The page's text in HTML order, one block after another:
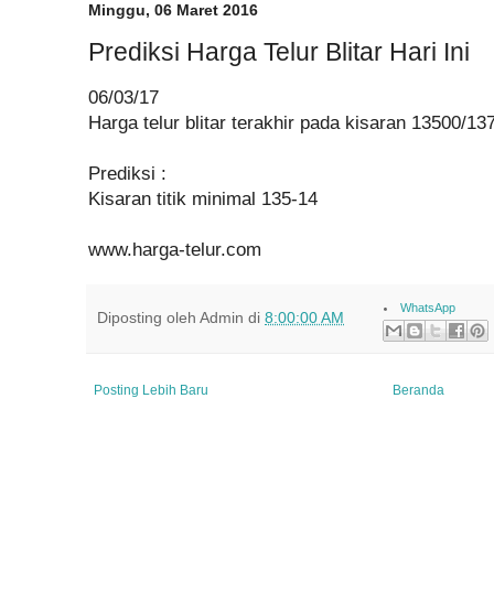
Minggu, 06 Maret 2016
Prediksi Harga Telur Blitar Hari Ini
06/03/17
Harga telur blitar terakhir pada kisaran 13500/
Prediksi :
Kisaran titik minimal 135-14
www.harga-telur.com
Diposting oleh Admin di 8:00:00 AM
WhatsApp
Posting Lebih Baru Beranda